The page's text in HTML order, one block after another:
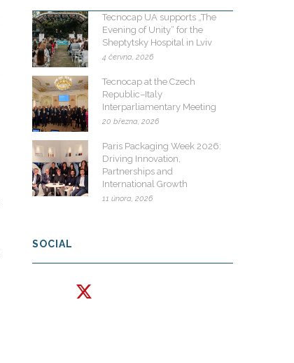
Tecnocap UA supports „The
Evening of Unity“ for the
Sheptytsky Hospital in Lviv
4 června, 2026
Tecnocap at the Czech
Republic–Italy
Interparliamentary Meeting
20 března, 2026
Paris Packaging Week 2026:
Driving Innovation,
Partnerships and
International Growth
11 února, 2026
SOCIAL